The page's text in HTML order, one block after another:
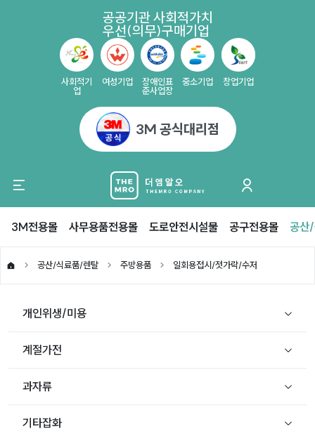
공공기관 사회적가치
우선(의무)구매기업
사회적기
업
여성기업
장애인표
준사업장
중소기업 창업기업
3M 공식대리점
3M전용몰 사무용품전용몰 도로안전시설물 공구전용몰 공산
공산/식료품/렌탈 주방용품 일회용접시/젓가락/수저
개인위생/미용
계절가전
과자류
기타잡화